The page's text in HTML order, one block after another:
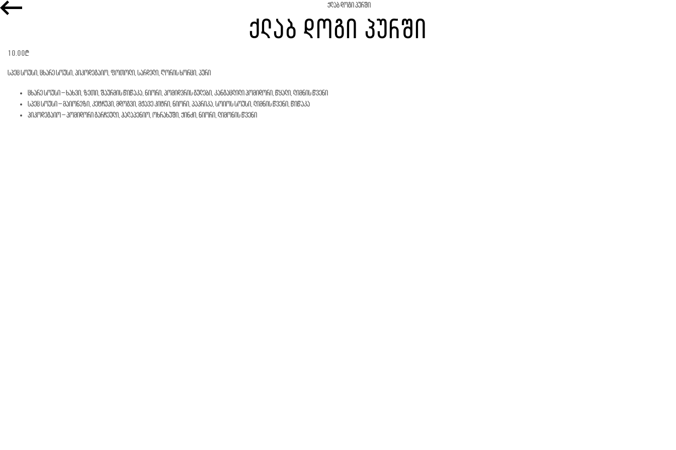
ქლაბ დოგი პურში
ქლაბ დოგი პურში
10.00₾
სპეც სოუსი, ცხარე სოუსი, პიკოდეგაიო, ფოთოლი, სარდელი, ღორის ხორცი, პური
ცხარე სოუსი – ხახვი, ზეთი, შაურმის წიწაკა, ნიორი, პომიდვრის გულები, კანგაცლილი პომიდორი, წყალი, ლიმნის წვენი
სპეც სოუსი – მაიონეზი, კეტჩუპი, მდოგვი, მჟავე კიტრი, ნიორი, პაპრიკა, სოიოს სოუსი, ლიმნის წვენი, წიწაკა
პიკოდეგაიო – პომიდორი გარჩეული, ჰალაპენიო, ოხრახუში, ქინძი, ნიორი, ლიმონის წვენი